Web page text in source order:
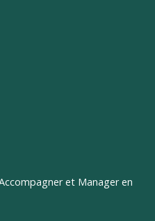
et Manager en